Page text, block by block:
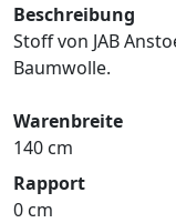
Beschreibung
Stoff von JAB
Baumwolle.
Warenbreite
140 cm
Rapport
0 cm